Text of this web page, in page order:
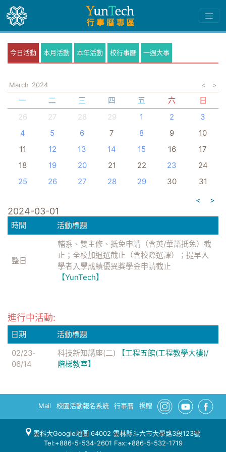
今日活動 本月活動 本年活動 校行事曆 一週大事
March 2024 < >
一 二 三 四 五 六
日
26
27 28 29 1 2
3
4
5 6 7 8 9
10
11
12 13 14 15 16
17
18
19 20 21 22 23
24
25
26 27 28 29 30
31
<
>
2024-03-01
時間 活動標題
整日
輔系、雙主修、抵免申請（含英/華語抵免）截
止；全校加退選截止（含校際選課）；提早入
學者入學成績優異獎學金申請截止
【YunTech】
進行中活動:
日期
活動標題
02/23-
06/14
科技新知講座(二)
【工程五館(工程教學大樓)/
階梯教室】
Mail 校園活動報名系統 行事曆 捐贈
雲科大Google地圖 64002 雲林縣斗六市大學路3段123號
Tel:+886-5-534-2601 Fax:+886-5-532-1719